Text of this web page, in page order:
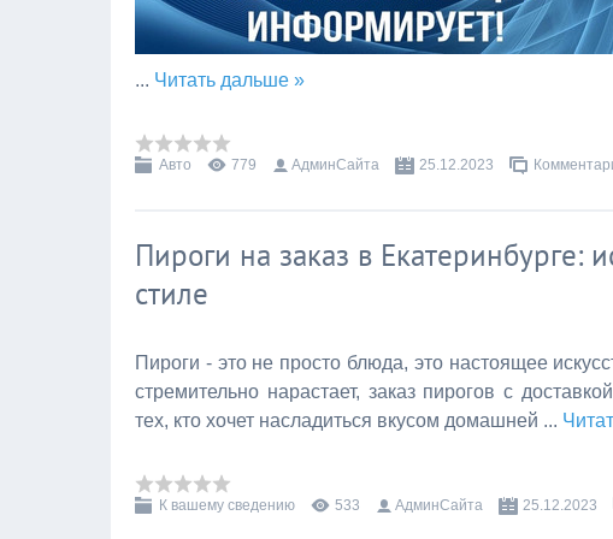
... Читать дальше »
Авто 779 АдминСайта 25.12.2023
Пироги на заказ в Екатеринбурге:
стиле
Пироги - это не просто блюда, это настоящее
стремительно нарастает, заказ пирогов с
тех, кто хочет насладиться вкусом домашней ...
К вашему сведению 533 АдминСайта 25.12.2023